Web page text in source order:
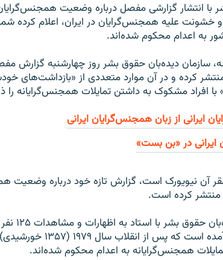
با انتشار گزارشی مفصل درباره وضعیت همجنس‌گرایان
خشونت علیه همجنس‌گرایان در ایران، اعلام کرده‌
به اعدام محکوم شده‌اند.
سازمان دیده‌بان حقوق بشر روز چهارشنبه گزارش
کرده و در آن موارد متعددی از «بازداشت‌های
با افراد مشکوک به داشتن تمایلات همجنس‌گرایانه
ایرانی از زبان همجنس‌گرایان ایرانی
در «بن بست»
آن نیویورک است،‌ گزارش تازه خود درباره وضعیت
منتشر کرده است.
گزارش ۱۰۲
ایرانی تهیه شده و در آن آمده
همجنس‌گرایانه به اعدام محکوم شده‌اند.